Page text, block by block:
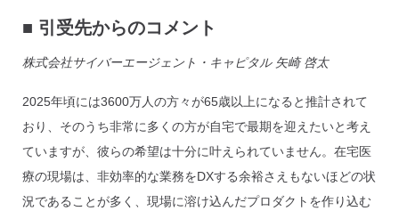
​■ 引受先からのコメント
株式会社サイバーエージェント・キャピタル 矢崎 啓太
2025年頃には3600万人の方々が65歳以上になると推計されて
おり、そのうち非常に多くの方が自宅で最期を迎えたいと考え
ていますが、彼らの希望は十分に叶えられていません。在宅医
療の現場は、非効率的な業務をDXする余裕さえもないほどの状
況であることが多く、現場に溶け込んだプロダクトを作り込む